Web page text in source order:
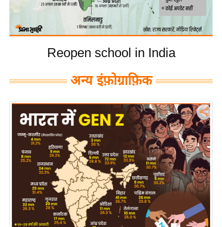
स
ज
Reopen school in India
अन्य इंफ़ोग्राफ़िक